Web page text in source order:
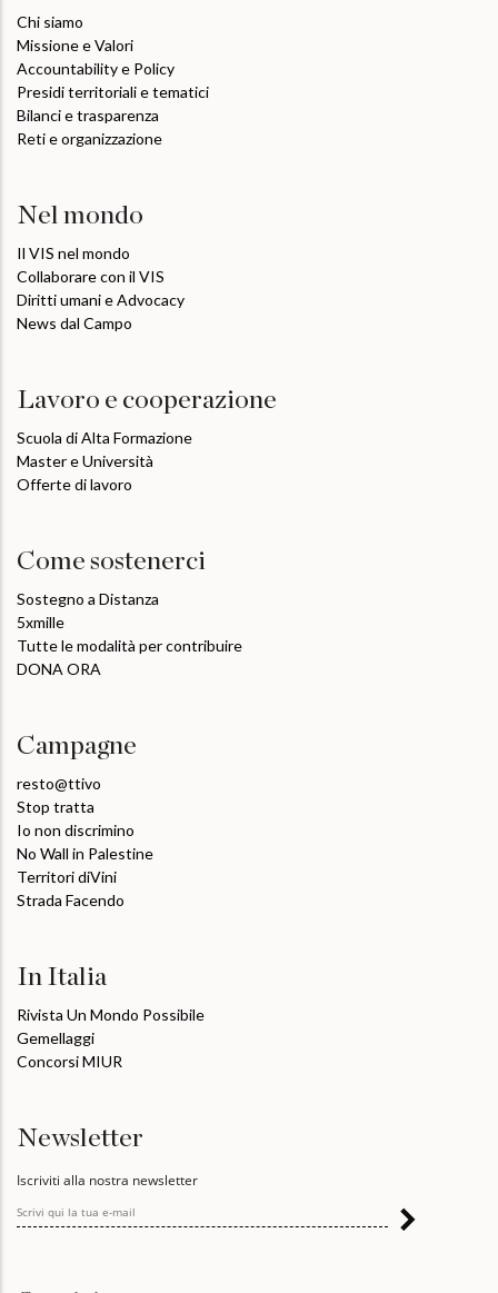
Chi siamo
Missione e Valori
Accountability e Policy
Presidi territoriali e tematici
Bilanci e trasparenza
Reti e organizzazione
Nel mondo
Il VIS nel mondo
Collaborare con il VIS
Diritti umani e Advocacy
News dal Campo
Lavoro e cooperazione
Scuola di Alta Formazione
Master e Università
Offerte di lavoro
Come sostenerci
Sostegno a Distanza
5xmille
Tutte le modalità per contribuire
DONA ORA
Campagne
resto@ttivo
Stop tratta
Io non discrimino
No Wall in Palestine
Territori diVini
Strada Facendo
In Italia
Rivista Un Mondo Possibile
Gemellaggi
Concorsi MIUR
Newsletter
Iscriviti alla nostra newsletter